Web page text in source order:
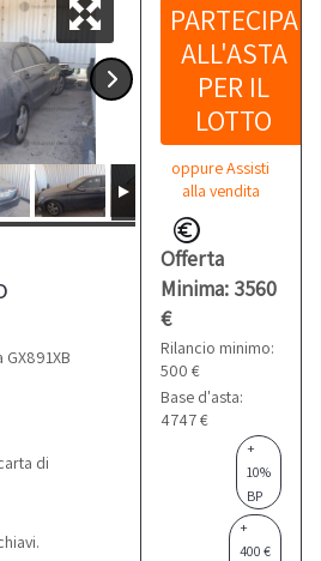
PARTECIPA
ALL'ASTA
PER IL
LOTTO
oppure Assisti
alla vendita
Offerta
Minima: 3560
€
Rilancio minimo:
500 €
Base d'asta:
4747 €
+
10%
BP
+
400 €
di